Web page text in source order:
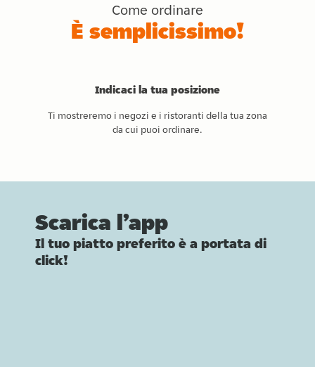
Come ordinare
È semplicissimo!
Indicaci la tua posizione
Ti mostreremo i negozi e i ristoranti della tua zona
da cui puoi ordinare.
Scarica l’app
Il tuo piatto preferito è a portata di
click!